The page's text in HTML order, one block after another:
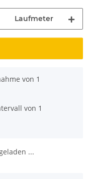
Laufmeter
von 1
von 1
...